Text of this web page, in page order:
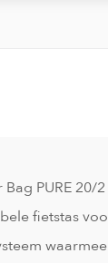
PURE 20/
fietstas